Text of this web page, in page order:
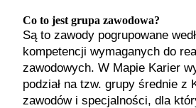
Co to jest grupa zawodowa?
Są to zawody pogrupowane
kompetencji wymaganych do
zawodowych. W Mapie Karier
podział na tzw. grupy średnie z
zawodów i specjalności, dla